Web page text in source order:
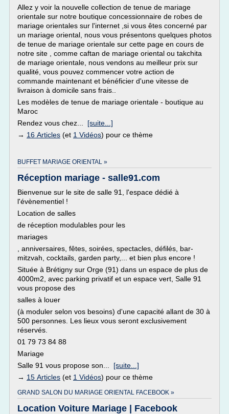
Allez y voir la nouvelle collection de tenue de mariage
orientale sur notre boutique concessionnaire de robes de
mariage orientales sur l'internet ,si vous êtes concerné par
un mariage oriental, nous vous présentons quelques photos
de tenue de mariage orientale sur cette page en cours de
notre site , comme caftan de mariage oriental ou takchita
de mariage orientale, nous vendons au meilleur prix sur
qualité, vous pouvez commencer votre action de
commande maintenant et bénéficier d'une vitesse de
livraison à domicile sans frais..
Les modèles de tenue de mariage orientale - boutique au
Maroc
Rendez vous chez... [suite...]
→ 16 Articles (et 1 Vidéos) pour ce thème
BUFFET MARIAGE ORIENTAL »
Réception mariage - salle91.com
Bienvenue sur le site de salle 91, l'espace dédié à
l'évènementiel !
Location de salles
de réception modulables pour les
mariages
, anniversaires, fêtes, soirées, spectacles, défilés, bar-
mitzvah, cocktails, garden party,... et bien plus encore !
Située à Brétigny sur Orge (91) dans un espace de plus de
4000m2, avec parking privatif et un espace vert, Salle 91
vous propose des
salles à louer
(à moduler selon vos besoins) d'une capacité allant de 30 à
500 personnes. Les lieux vous seront exclusivement
réservés.
01 79 73 84 88
Mariage
Salle 91 vous propose son... [suite...]
→ 15 Articles (et 1 Vidéos) pour ce thème
GRAND SALON DU MARIAGE ORIENTAL FACEBOOK »
Location Voiture Mariage | Facebook